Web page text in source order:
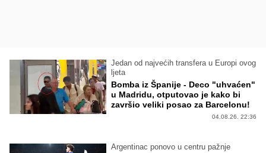
Jedan od najvećih transfera u Europi ovog
ljeta
Bomba iz Španije - Deco "uhvaćen"
u Madridu, otputovao je kako bi
završio veliki posao za Barcelonu!
04.08.26. 22:36
Argentinac ponovo u centru pažnje